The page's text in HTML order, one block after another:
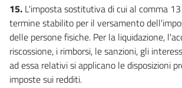
15. L'imposta sostitutiva di cui al comma
termine stabilito per il versamento
delle persone fisiche. Per la liquidazione,
riscossione, i rimborsi, le sanzioni, gli
ad essa relativi si applicano le disposizioni
imposte sui redditi.